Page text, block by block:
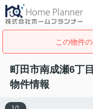
この物件
町田市南成瀬6丁
物件情報